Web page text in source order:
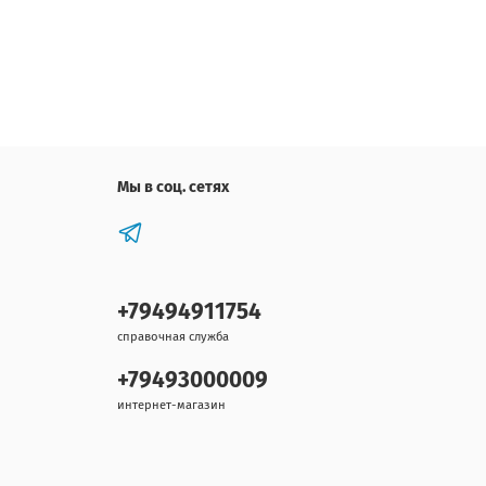
Мы в соц. сетях
+79494911754
справочная служба
+79493000009
интернет-магазин